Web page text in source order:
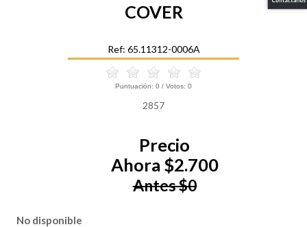
COVER
Ref: 65.11312-0006A
Puntuación: 0 / Votos: 0
2857
Precio
Ahora $2.700
Antes $0
No disponible